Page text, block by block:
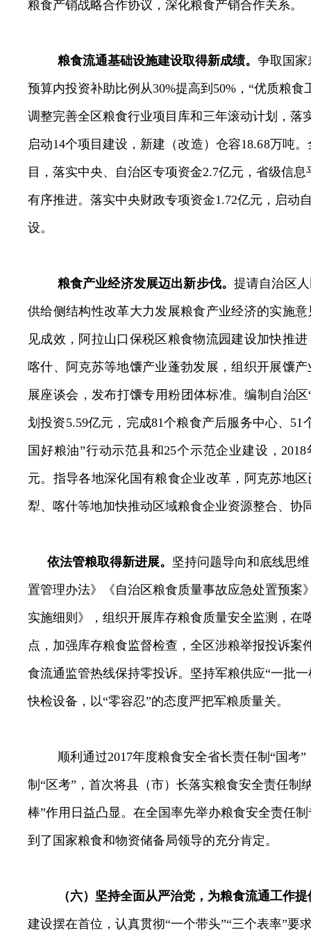
粮食产销战略合作协议，深化粮食产销合作关系。
粮食流通基础设施建设取得新成绩。 争取国家
预算内投资补助比例从30%提高到 50% ，“优质粮
调整完善全区粮食行业项目库和三年滚动计划，落
启动14个项目建设， 新建（改造）仓容18.68万吨。
目，落实中央、自治区专项资金2.7亿元，省级信息
有序推进。落实中央财政专项资金1.72亿元，启动
设。
粮食产业经济发展迈出新步伐。 提请自治区
供给侧结构性改革大力发展粮食产业经济的实施
见成效，阿拉山口保税区粮食物流园建设加快推
喀什、阿克苏等地馕产业蓬勃发展，组织开展馕
展座谈会，发布打馕专用粉团体标准。编制自治
划投资5.59亿元，完成81个粮食产后服务中心、 51
国好粮油”行动示范县和25个示范企业建设 ， 2018
元。指导各地深化国有粮食企业改革，阿克苏地
犁、喀什等地加快推动区域粮食企业资源整合、协
依法管粮取得新进展。 坚持问题导向和底线思
置管理办法》《自治区粮食质量事故应急处置预案
实施细则》，组织开展库存粮食质量安全监测，在
点， 加强库存粮食监督检查，全区涉粮举报投诉案
食流通监管热线保持零投诉。 坚持军粮供应“一批
快检设备，以“零容忍”的态度严把军粮质量关。
顺利通过2017年度粮食安全省长责任制“国考
制“区考”， 首次将县（市）长落实粮食安全责任制
棒”作用日益凸显 。在全国率先举办粮食安全责任
到了国家粮食和物资储备局领导的充分肯定。
（六）坚持全面从严治党，为粮食流通工作
建设摆在首位，认真贯彻“一个带头”“三个表率”要